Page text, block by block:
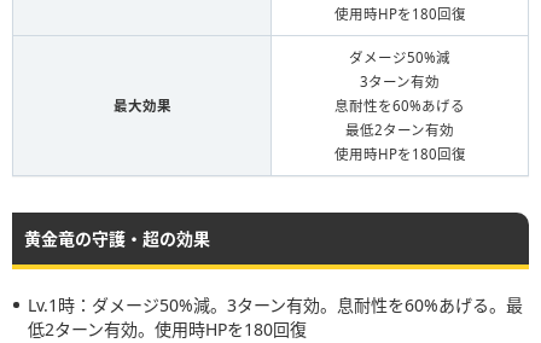
使用時HPを180回復
最大効果
ダメージ50%減
3ターン有効
息耐性を60%あげる
最低2ターン有効
使用時HPを180回復
黄金竜の守護・超の効果
Lv.1時：ダメージ50%減。3ターン有効。息耐性を60%あげる。最
低2ターン有効。使用時HPを180回復